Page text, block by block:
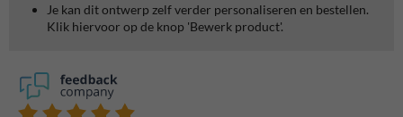
Je kan dit ontwerp zelf verder personaliseren en bestellen.
Klik hiervoor op de knop 'Bewerk product'.